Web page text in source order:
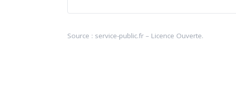
Source : service-public.fr – Licence Ouverte.